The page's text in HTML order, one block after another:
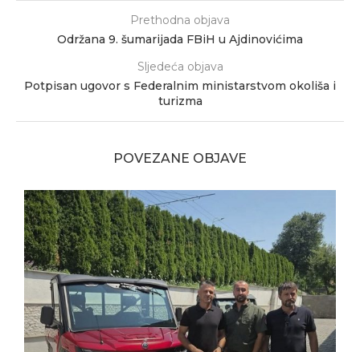
Prethodna objava
Održana 9. šumarijada FBiH u Ajdinovićima
Sljedeća objava
Potpisan ugovor s Federalnim ministarstvom okoliša i
turizma
POVEZANE OBJAVE